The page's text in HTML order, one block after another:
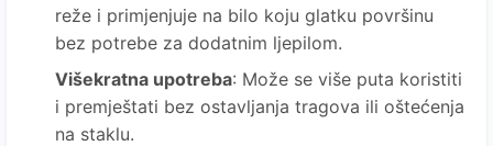
reže i primjenjuje na bilo koju glatku površinu
bez potrebe za dodatnim ljepilom.
Višekratna upotreba: Može se više puta koristiti
i premještati bez ostavljanja tragova ili oštećenja
na staklu.